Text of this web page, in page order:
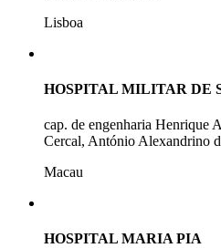
Lisboa
HOSPITAL MILITAR DE
cap. de engenharia Henrique
Cercal, António Alexandrino
Macau
HOSPITAL MARIA PIA